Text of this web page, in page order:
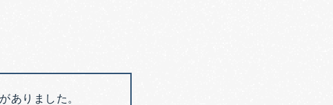
ありました。